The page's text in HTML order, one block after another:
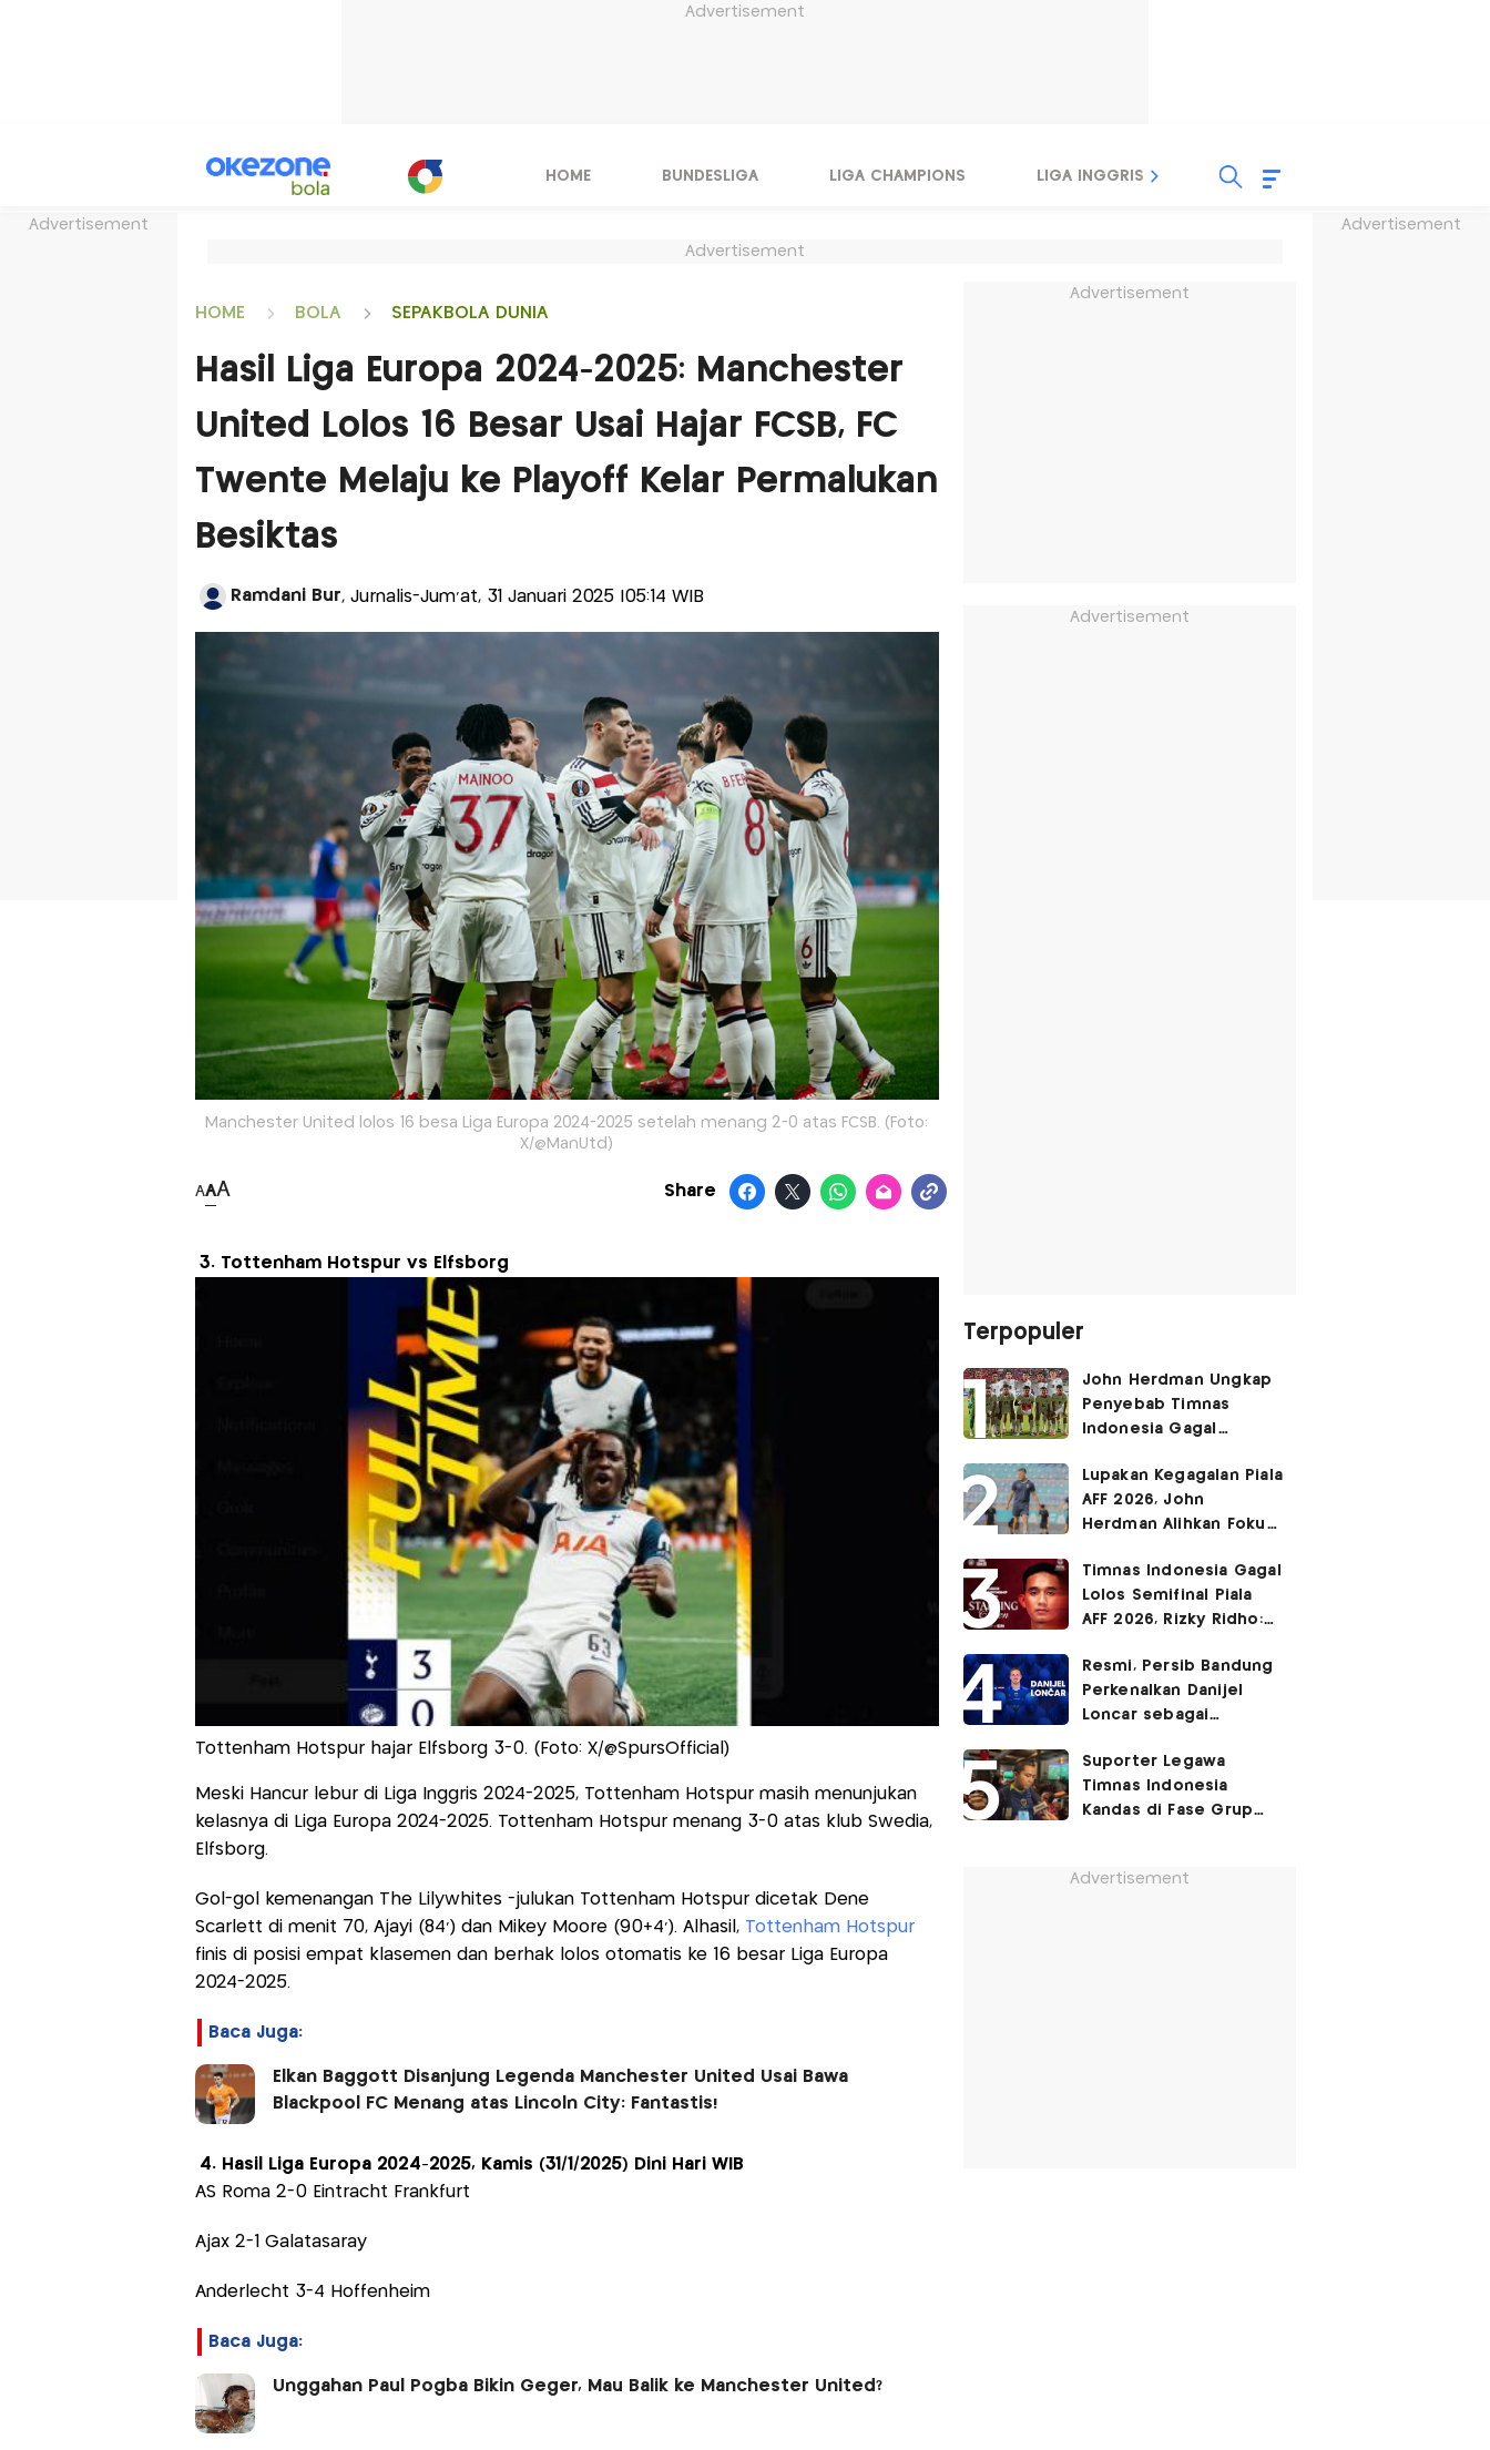
Advertisement
Advertisement Advertisement
HOME BUNDESLIGA LIGA CHAMPIONS LIGA INGGRIS LIGA ITALIA
Advertisement
HOME BOLA SEPAKBOLA DUNIA
Hasil Liga Europa 2024-2025: Manchester
United Lolos 16 Besar Usai Hajar FCSB, FC
Twente Melaju ke Playoff Kelar Permalukan
Besiktas
Ramdani Bur, Jurnalis-Jum'at, 31 Januari 2025 |05:14 WIB
Manchester United lolos 16 besa Liga Europa 2024-2025 setelah menang 2-0 atas FCSB. (Foto:
X/@ManUtd)
AAA Share
3. Tottenham Hotspur vs Elfsborg
Tottenham Hotspur hajar Elfsborg 3-0. (Foto: X/@SpursOfficial)
Meski Hancur lebur di Liga Inggris 2024-2025, Tottenham Hotspur masih menunjukan
kelasnya di Liga Europa 2024-2025. Tottenham Hotspur menang 3-0 atas klub Swedia,
Elfsborg.
Gol-gol kemenangan The Lilywhites -julukan Tottenham Hotspur dicetak Dene
Scarlett di menit 70, Ajayi (84’) dan Mikey Moore (90+4’). Alhasil, Tottenham Hotspur
finis di posisi empat klasemen dan berhak lolos otomatis ke 16 besar Liga Europa
2024-2025.
Baca Juga:
Elkan Baggott Disanjung Legenda Manchester United Usai Bawa
Blackpool FC Menang atas Lincoln City: Fantastis!
4. Hasil Liga Europa 2024-2025, Kamis (31/1/2025) Dini Hari WIB
AS Roma 2-0 Eintracht Frankfurt
Ajax 2-1 Galatasaray
Anderlecht 3-4 Hoffenheim
Baca Juga:
Unggahan Paul Pogba Bikin Geger, Mau Balik ke Manchester United?
Advertisement
Advertisement
Terpopuler
John Herdman Ungkap
Penyebab Timnas
Indonesia Gagal
Piala AFF 2026
Lupakan Kegagalan Piala
AFF 2026, John
Herdman Alihkan Fokus
FIFA ASEAN Cup
Timnas Indonesia Gagal
Lolos Semifinal Piala
AFF 2026, Rizky Ridho:
Resmi, Persib Bandung
Perkenalkan Danijel
Loncar sebagai
Suporter Legawa
Timnas Indonesia
Kandas di Fase Grup
Advertisement